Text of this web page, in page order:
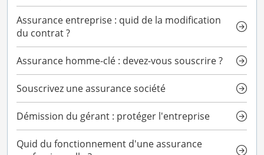
Assurance entreprise : quid de la modification
du contrat ?
Assurance homme-clé : devez-vous souscrire ?
Souscrivez une assurance société
Démission du gérant : protéger l'entreprise
Quid du fonctionnement d'une assurance